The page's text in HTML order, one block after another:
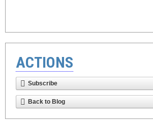
ACTIONS
Subscribe
Back to Blog